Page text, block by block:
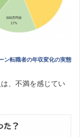
ン転職者の年収変化の実態
、不満を感じてい